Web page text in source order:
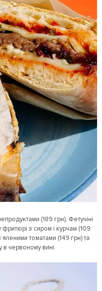
(189 грн), Фетучіні
фритюрі з сиром і курчам (109
томатами (149 грн) та
в червоному вині.